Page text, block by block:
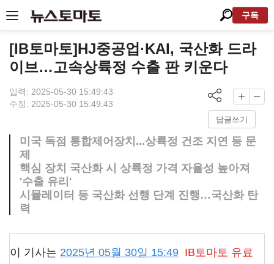
구독
[IB토마토]HJ중공업·KAI, 국산화 드라
이브…고속상륙정 수출 판 키운다
입력: 2025-05-30 15:49:43
수정: 2025-05-30 15:49:43
답글쓰기
미국 독점 통합제어장치...상륙정 건조 지연 등 문
제
핵심 장치 국산화 시 상륙정 가격 자율성 높아져
'수출 유리'
시뮬레이터 등 국산화 선행 단계 진행…국산화 탄
력
이 기사는 2025년 05월 30일 15:49 IB토마토 유료